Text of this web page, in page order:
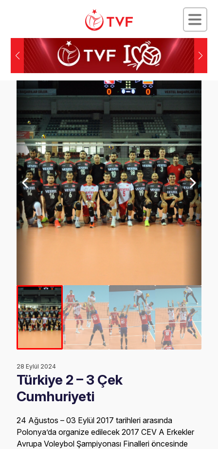
28 Eylül 2024
Türkiye 2 – 3 Çek
Cumhuriyeti
24 Ağustos – 03 Eylül 2017 tarihleri arasında
Polonya’da organize edilecek 2017 CEV A Erkekler
Avrupa Voleybol Şampiyonası Finalleri öncesinde